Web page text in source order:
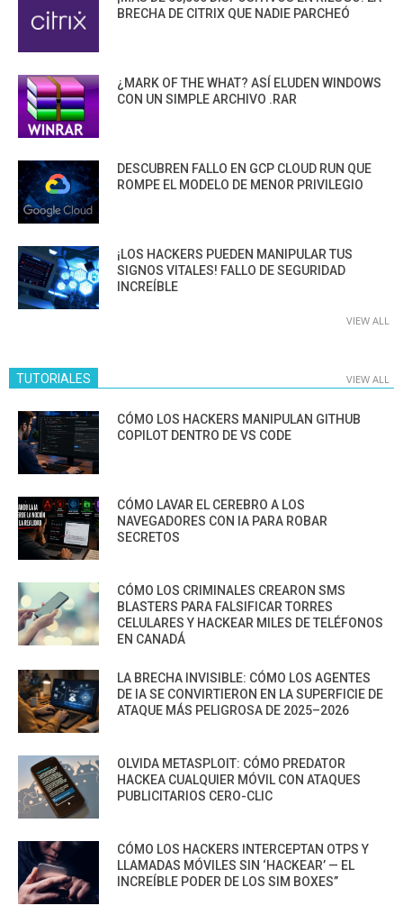
BRECHA DE CITRIX QUE NADIE PARCHEÓ
¿MARK OF THE WHAT? ASÍ ELUDEN WINDOWS
CON UN SIMPLE ARCHIVO .RAR
DESCUBREN FALLO EN GCP CLOUD RUN QUE
ROMPE EL MODELO DE MENOR PRIVILEGIO
¡LOS HACKERS PUEDEN MANIPULAR TUS
SIGNOS VITALES! FALLO DE SEGURIDAD
INCREÍBLE
VIEW ALL
TUTORIALES VIEW ALL
CÓMO LOS HACKERS MANIPULAN GITHUB
COPILOT DENTRO DE VS CODE
CÓMO LAVAR EL CEREBRO A LOS
NAVEGADORES CON IA PARA ROBAR
SECRETOS
CÓMO LOS CRIMINALES CREARON SMS
BLASTERS PARA FALSIFICAR TORRES
CELULARES Y HACKEAR MILES DE TELÉFONOS
EN CANADÁ
LA BRECHA INVISIBLE: CÓMO LOS AGENTES
DE IA SE CONVIRTIERON EN LA SUPERFICIE DE
ATAQUE MÁS PELIGROSA DE 2025–2026
OLVIDA METASPLOIT: CÓMO PREDATOR
HACKEA CUALQUIER MÓVIL CON ATAQUES
PUBLICITARIOS CERO-CLIC
CÓMO LOS HACKERS INTERCEPTAN OTPS Y
LLAMADAS MÓVILES SIN ‘HACKEAR’ — EL
INCREÍBLE PODER DE LOS SIM BOXES”